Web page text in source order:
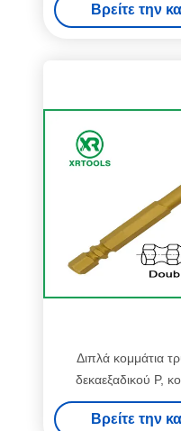
Βρείτε την
Διπλά κομμάτια
δεκαεξαδικού Ρ,
τεκτονικών 3
Βρείτε την